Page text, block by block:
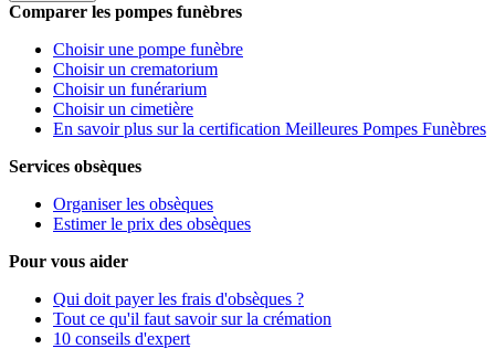
Comparer les pompes funèbres
Choisir une pompe funèbre
Choisir un crematorium
Choisir un funérarium
Choisir un cimetière
En savoir plus sur la certification Meilleures Pompes Funèbres
Services obsèques
Organiser les obsèques
Estimer le prix des obsèques
Pour vous aider
Qui doit payer les frais d'obsèques ?
Tout ce qu'il faut savoir sur la crémation
10 conseils d'expert